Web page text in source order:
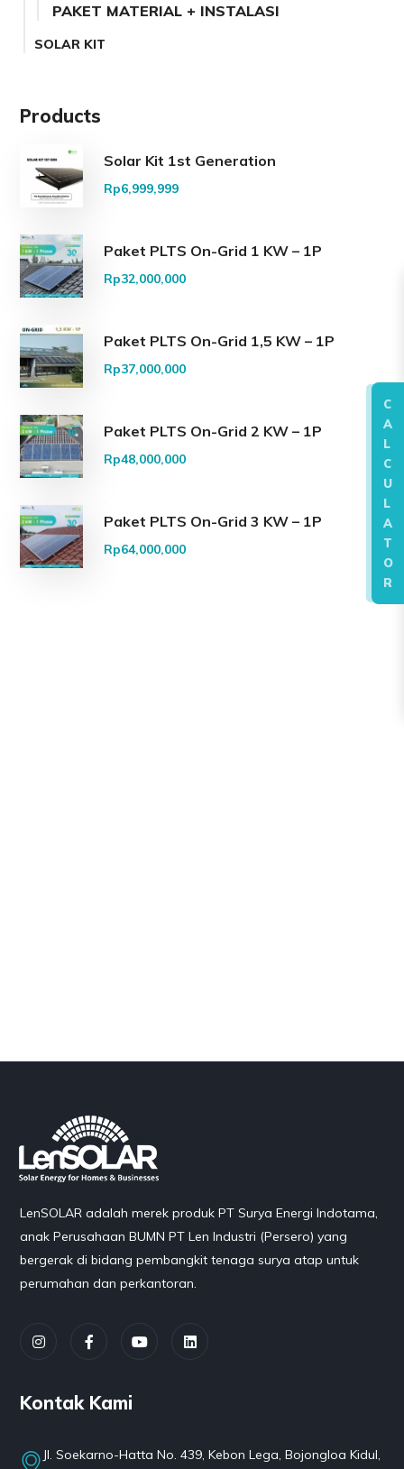
PAKET MATERIAL + INSTALASI
SOLAR KIT
Products
Solar Kit 1st Generation
Rp6,999,999
Paket PLTS On-Grid 1 KW – 1P
Rp32,000,000
Paket PLTS On-Grid 1,5 KW – 1P
Rp37,000,000
Paket PLTS On-Grid 2 KW – 1P
Rp48,000,000
Paket PLTS On-Grid 3 KW – 1P
Rp64,000,000
LenSOLAR adalah merek produk PT Surya Energi Indotama,
anak Perusahaan BUMN PT Len Industri (Persero) yang
bergerak di bidang pembangkit tenaga surya atap untuk
perumahan dan perkantoran.
Kontak Kami
Jl. Soekarno-Hatta No. 439, Kebon Lega, Bojongloa Kidul,
C
A
L
C
U
L
A
T
O
R